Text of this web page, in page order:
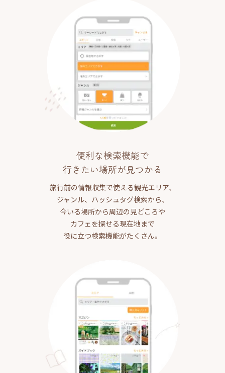
便利な検索機能で
行きたい場所が見つかる
旅行前の情報収集で使える観光エリア、
ジャンル、ハッシュタグ検索から、
今いる場所から周辺の見どころや
カフェを探せる現在地まで
役に立つ検索機能がたくさん。